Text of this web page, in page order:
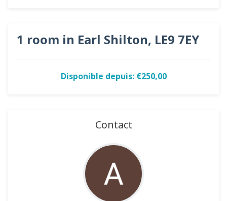
1 room in Earl Shilton, LE9 7EY
Disponible depuis: €250,00
Contact